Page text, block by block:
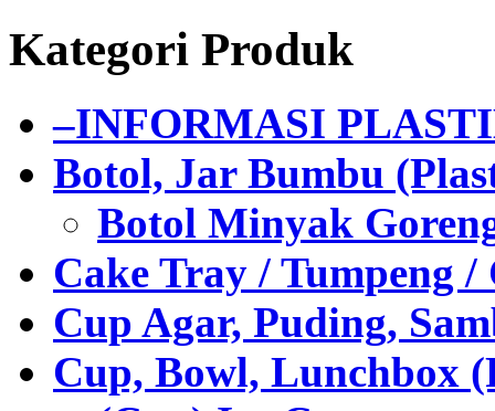
Kategori Produk
–INFORMASI
Botol, Jar Bumbu
Botol Minyak
Cake Tray / Tumpeng /
Cup Agar, Puding,
Cup, Bowl, Lunchbox